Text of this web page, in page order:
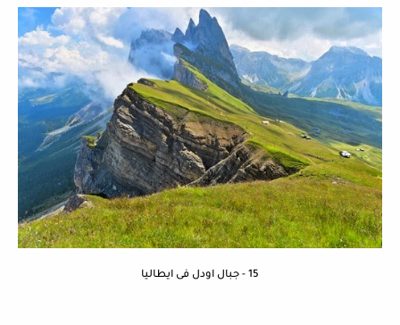
15 - جبال اودل فى ايطاليا